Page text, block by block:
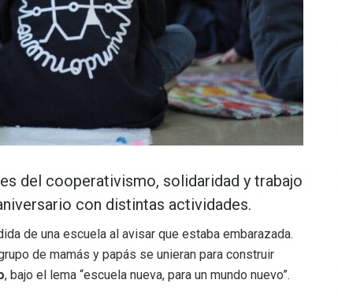
del cooperativismo, solidaridad y trabajo
con distintas actividades.
de una escuela al avisar que estaba embarazada.
de mamás y papás se unieran para construir
, bajo el lema “escuela nueva, para un mundo nuevo”.